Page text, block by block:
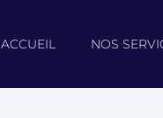
ACCUEIL NOS